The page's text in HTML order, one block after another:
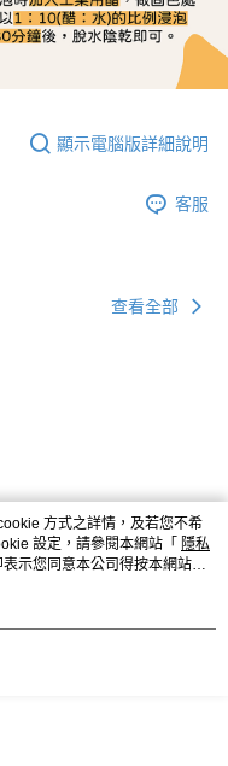
顯示電腦版詳細說明
客服
查看全部
方式之詳情，及若您不希
設定，請參閱本網站「 隱私
示您同意本公司得按本網站使